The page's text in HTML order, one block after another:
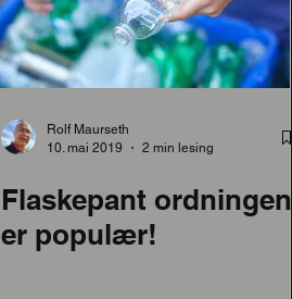
Rolf Maurseth
10. mai 2019
2 min lesing
Flaskepant ordningen
er populær!